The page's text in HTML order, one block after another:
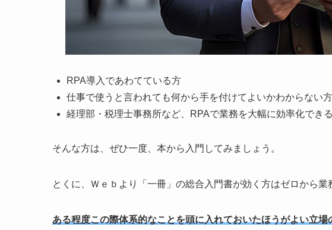
RPA導入であわてている方
仕事で使うと言われても何から手を付けてよいかわからない方
経理部・税理士事務所など、RPAで業務を大幅に効率化でき
そんな方は、ぜひ一度、本から入門してみましょう。
とくに、Ｗｅｂより「一冊」の総合入門書が効く方はゼロから業
ある程度この際体系的なことを頭に入れておいたほうがよい立